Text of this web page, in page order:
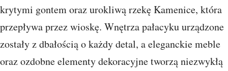
krytymi gontem oraz urokliwą rzekę Kamenice, która
przepływa przez wioskę. Wnętrza pałacyku urządzone
zostały z dbałością o każdy detal, a eleganckie meble
oraz ozdobne elementy dekoracyjne tworzą niezwykłą